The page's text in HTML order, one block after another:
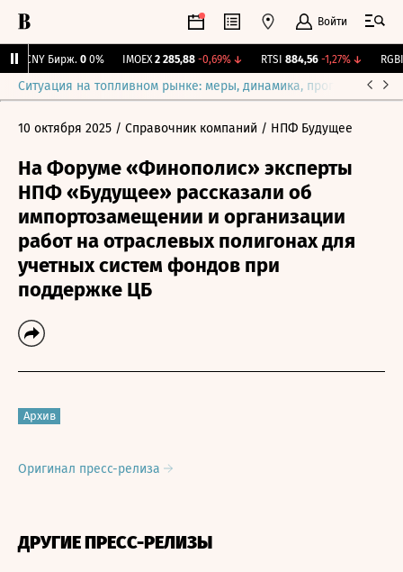
Войти
CNY Бирж. 0 0% IMOEX 2 285,88 -0,69%↓ RTSI 884,56 -1,27%↓ RGBI
Ситуация на топливном рынке: меры, динамика, прогнозы
10 октября 2025 / Справочник компаний / НПФ Будущее
На Форуме «Финополис» эксперты
НПФ «Будущее» рассказали об
импортозамещении и организации
работ на отраслевых полигонах для
учетных систем фондов при
поддержке ЦБ
Архив
Оригинал пресс-релиза
ДРУГИЕ ПРЕСС-РЕЛИЗЫ